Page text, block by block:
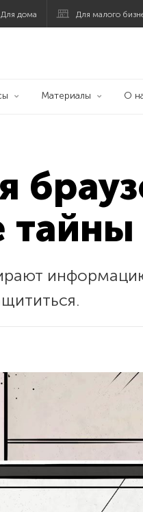
Для дома Для малого
Материалы О
тайны